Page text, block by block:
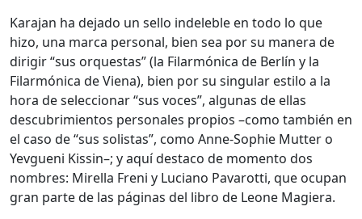
Karajan ha dejado un sello indeleble en todo lo que
hizo, una marca personal, bien sea por su manera de
dirigir “sus orquestas” (la Filarmónica de Berlín y la
Filarmónica de Viena), bien por su singular estilo a la
hora de seleccionar “sus voces”, algunas de ellas
descubrimientos personales propios –como también en
el caso de “sus solistas”, como Anne-Sophie Mutter o
Yevgueni Kissin–; y aquí destaco de momento dos
nombres: Mirella Freni y Luciano Pavarotti, que ocupan
gran parte de las páginas del libro de Leone Magiera.